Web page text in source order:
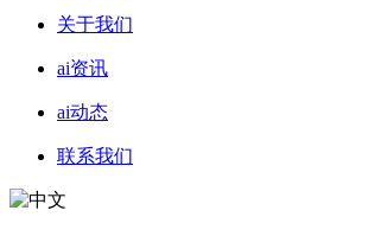
关于我们
ai资讯
ai动态
联系我们